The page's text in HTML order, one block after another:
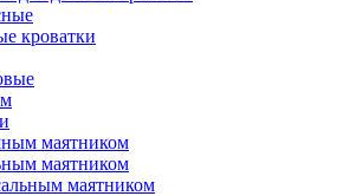
кроватки
маятником
маятником
маятником